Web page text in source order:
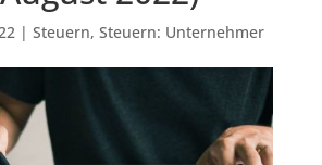
| Steuern, Steuern: Unternehmer